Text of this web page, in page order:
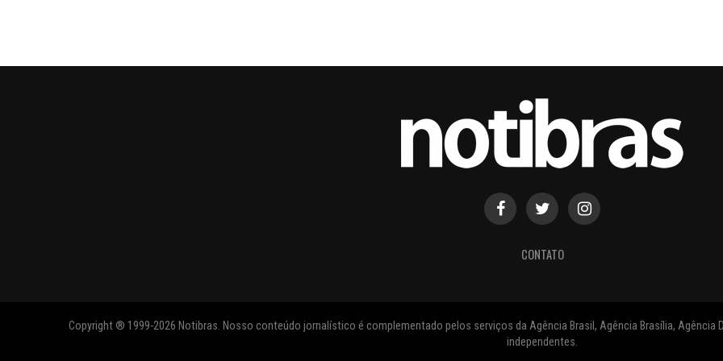
CONTATO
Copyright ® 1999-2026 Notibras. Nosso conteúdo jornalístico é complementado pelos serviços da Agência Brasil, Agência Brasília, Agência
independentes.